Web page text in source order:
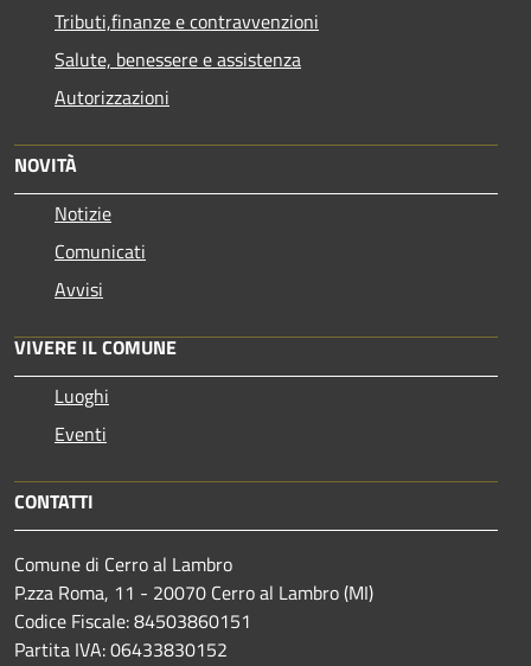
Tributi,finanze e contravvenzioni
Salute, benessere e assistenza
Autorizzazioni
NOVITÀ
Notizie
Comunicati
Avvisi
VIVERE IL COMUNE
Luoghi
Eventi
CONTATTI
Comune di Cerro al Lambro
P.zza Roma, 11 - 20070 Cerro al Lambro (MI)
Codice Fiscale: 84503860151
Partita IVA: 06433830152